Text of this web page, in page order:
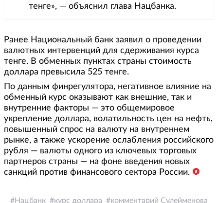
тенге», — объяснил глава Нацбанка.
Ранее Национальный банк заявил о проведении
валютных интервенций для сдерживания курса
тенге. В обменных пунктах страны стоимость
доллара превысила 525 тенге.
По данным финрегулятора, негативное влияние на
обменный курс оказывают как внешние, так и
внутренние факторы — это общемировое
укрепление доллара, волатильность цен на нефть,
повышенный спрос на валюту на внутреннем
рынке, а также ускорение ослабления российского
рубля — валюты одного из ключевых торговых
партнеров страны — на фоне введения новых
санкций против финансового сектора России.
Нацбанк курс доллара комментарий Сулейменова